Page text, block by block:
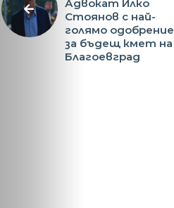
Адвокат Илко
Стоянов с най-
голямо одобрение
за бъдещ кмет на
Благоевград